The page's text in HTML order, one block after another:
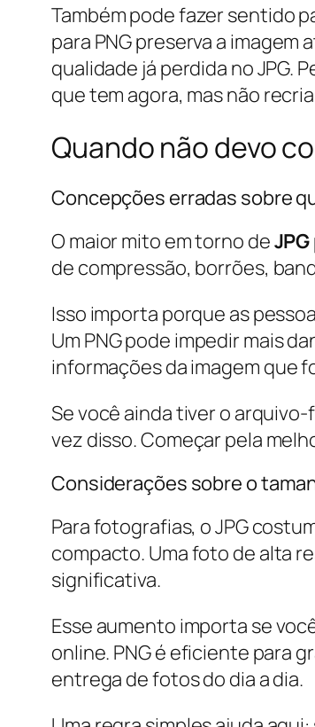
Também pode fazer sentido
para PNG preserva a
qualidade já perdida no JPG.
que tem agora, mas não
Quando não devo
Concepções erradas sobre
O maior mito em torno de
de compressão, borrões,
Isso importa porque as
Um PNG pode impedir mais
informações da imagem que
Se você ainda tiver o
vez disso. Começar pela
Considerações sobre o
Para fotografias, o JPG
compacto. Uma foto de alta
significativa.
Esse aumento importa se
online. PNG é eficiente para
entrega de fotos do dia a dia.